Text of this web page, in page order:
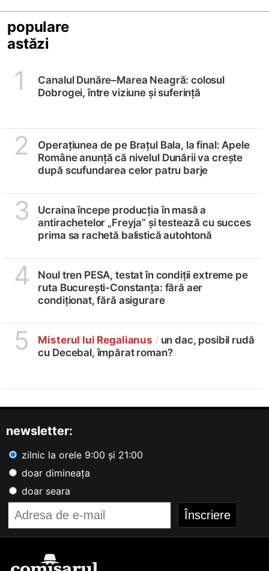
populare
astăzi
1
Canalul Dunăre–Marea Neagră: colosul
Dobrogei, între viziune și suferință
2
Operațiunea de pe Brațul Bala, la final: Apele
Române anunță că nivelul Dunării va crește
după scufundarea celor patru barje
3
Ucraina începe producția în masă a
antirachetelor „Freyja” și testează cu succes
prima sa rachetă balistică autohtonă
4
Noul tren PESA, testat în condiții extreme pe
ruta București-Constanța: fără aer
condiționat, fără asigurare
5 Misterul lui Regalianus /un dac, posibil rudă
cu Decebal, împărat roman?
newsletter:
zilnic la orele 9:00 și 21:00
doar dimineața
doar seara